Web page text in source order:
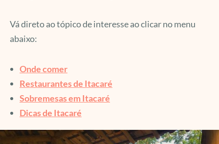
Vá direto ao tópico de interesse ao clicar no menu
abaixo:
Onde comer
Restaurantes de Itacaré
Sobremesas em Itacaré
Dicas de Itacaré